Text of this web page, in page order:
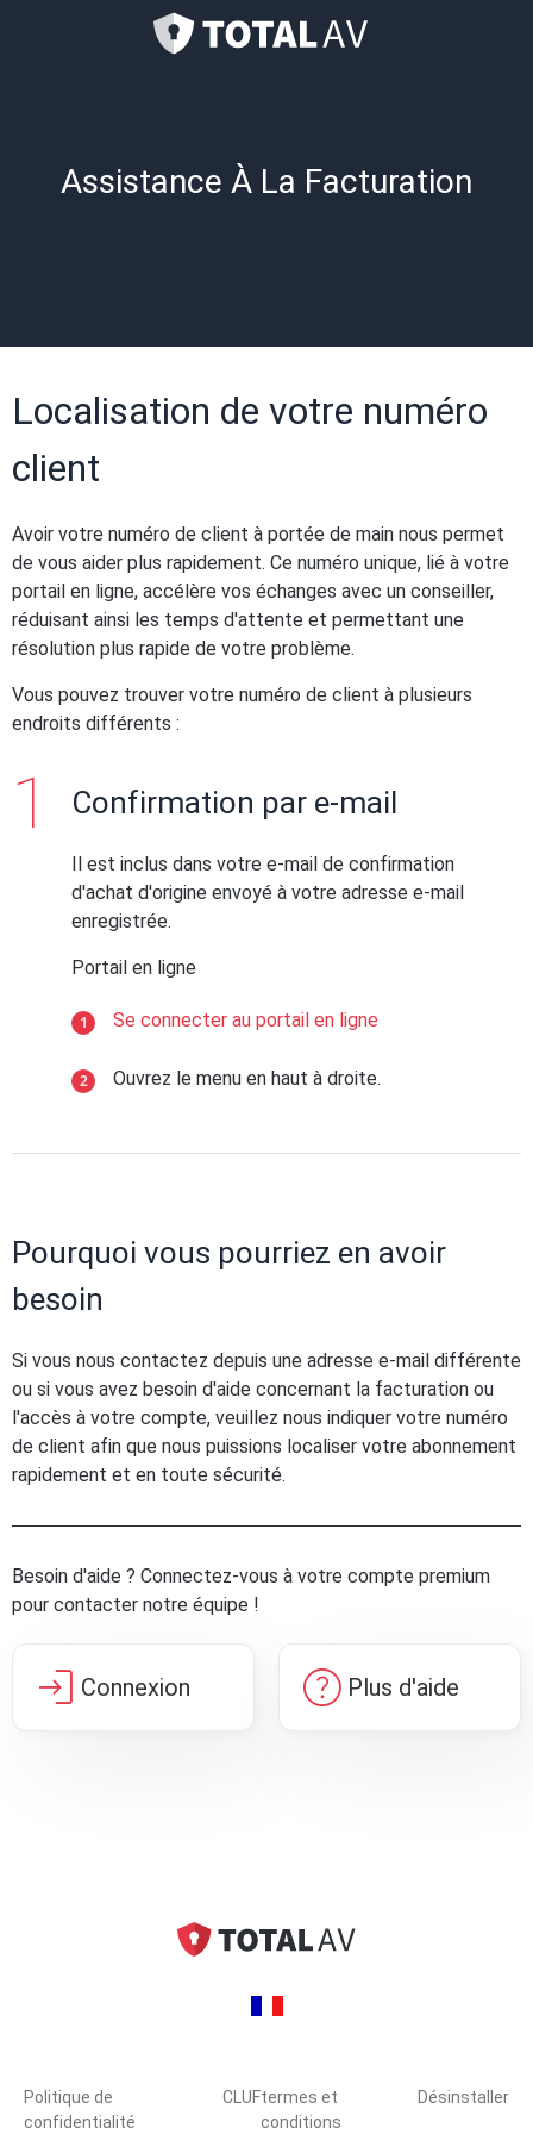
Assistance À La Facturation
Localisation de votre numéro
client
Avoir votre numéro de client à portée de main nous permet
de vous aider plus rapidement. Ce numéro unique, lié à votre
portail en ligne, accélère vos échanges avec un conseiller,
réduisant ainsi les temps d'attente et permettant une
résolution plus rapide de votre problème.
Vous pouvez trouver votre numéro de client à plusieurs
endroits différents :
Confirmation par e-mail
Il est inclus dans votre e-mail de confirmation
d'achat d'origine envoyé à votre adresse e-mail
enregistrée.
Portail en ligne
Se connecter au portail en ligne
Ouvrez le menu en haut à droite.
Pourquoi vous pourriez en avoir
besoin
Si vous nous contactez depuis une adresse e-mail différente
ou si vous avez besoin d'aide concernant la facturation ou
l'accès à votre compte, veuillez nous indiquer votre numéro
de client afin que nous puissions localiser votre abonnement
rapidement et en toute sécurité.
Besoin d'aide ? Connectez-vous à votre compte premium
pour contacter notre équipe !
login Connexion help Plus d'aide
Politique de
confidentialité
CLUFtermes et
conditions
Désinstaller